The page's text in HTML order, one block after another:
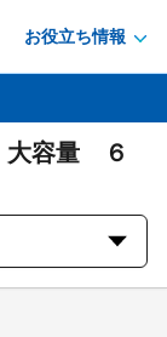
お役立ち情報
大容量 ６